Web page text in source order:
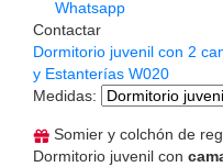
Whatsapp
Contactar
Dormitorio juvenil con 2
y Estanterías W020
Medidas:
Somier y colchón de
Dormitorio juvenil con